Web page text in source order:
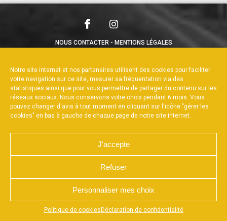
Notre site internet et nos partenaires utilisent des cookies pour faciliter
votre navigation sur ce site, mesurer sa fréquentation via des
statistiques ainsi que pour vous permettre de partager du contenu sur les
réseaux sociaux. Nous conservons votre choix pendant 6 mois. Vous
pouvez changer d'avis à tout moment en cliquant sur l'icône "gérer les
cookies" en bas à gauche de chaque page de notre site internet.
J'accepte
Refuser
Personnaliser mes choix
Politique de cookies Déclaration de confidentialité
Appuyez sur le bouton partager en bas de votre
NOUS CONTACTER
MENTIONS LÉGALES
RÉALISÉ PAR L’AGENCE WEB A3WEB